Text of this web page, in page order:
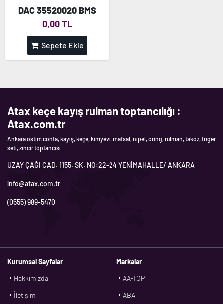
DAC 35520020 BMS
0,00 TL
Sepete Ekle
Atax keçe kayış rulman toptancılığı :
Atax.com.tr
Ankara ostim conta, kayış, keçe, kimyevi, mafsal, nipel, oring, rulman, takoz, triger
seti, zincir toptancısı
UZAY ÇAĞI CAD. 1155. SK. NO:22-24 YENİMAHALLE/ ANKARA
info@atax.com.tr
(0555) 989-5470
Kurumsal Sayfalar
Hakkımızda
İletişim
Markalar
AA-TOP
ABA